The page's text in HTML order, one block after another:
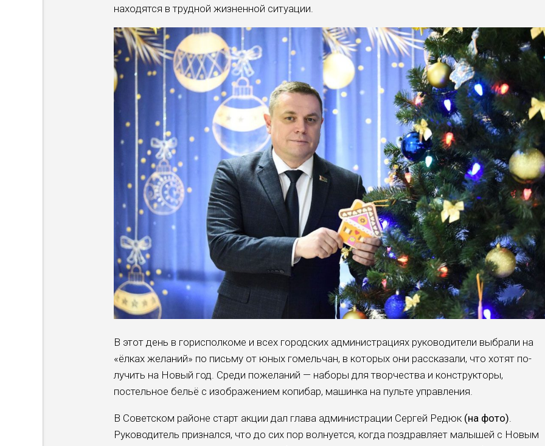
нахо­дятся в трудной жизненной ситуации.
В этот день в горисполкоме и всех городских администрациях руково­дители выбрали на
«ёлках желаний» по письму от юных гомельчан, в ко­торых они рассказали, что хотят по­
лучить на Новый год. Среди поже­ланий — наборы для творчества и конструкторы,
постельное бельё с изображением копибар, машинка на пульте управления.
В Советском районе старт ак­ции дал глава администрации Сергей Редюк (на фото).
Руководитель при­знался, что до сих пор волнуется, когда поздравляет малышей с Новым